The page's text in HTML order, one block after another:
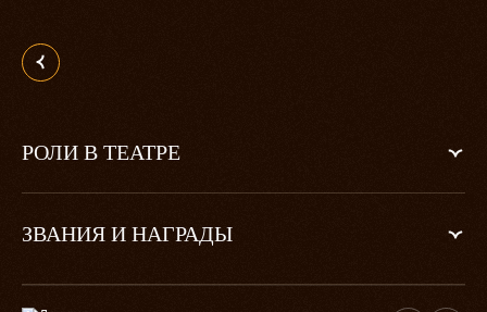
РОЛИ В ТЕАТРЕ
ЗВАНИЯ И НАГРАДЫ